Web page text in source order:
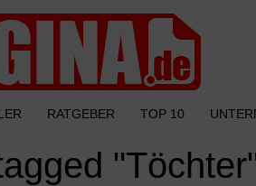
RATGEBER TOP 10